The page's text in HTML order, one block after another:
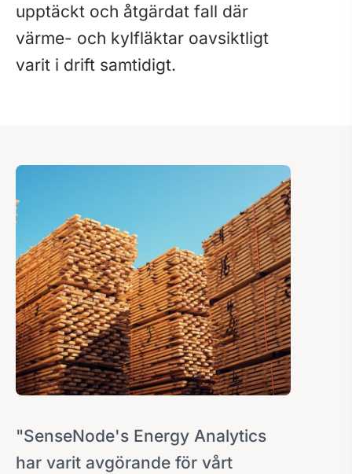
upptäckt och åtgärdat fall där
värme- och kylfläktar oavsiktligt
varit i drift samtidigt.
"SenseNode's Energy Analytics
har varit avgörande för vårt